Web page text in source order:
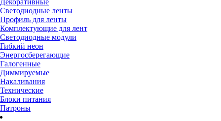
Декоративные
Светодиодные ленты
Профиль для ленты
Комплектующие для лент
Светодиодные модули
Гибкий неон
Энергосберегающие
Галогенные
Диммируемые
Накаливания
Технические
Блоки питания
Патроны